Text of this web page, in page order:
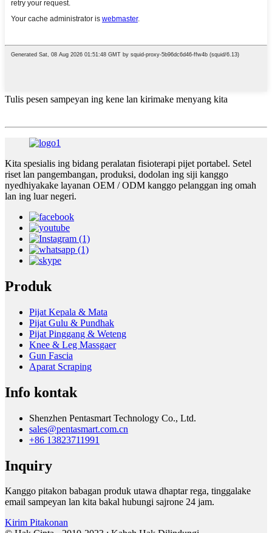
Tulis pesen sampeyan ing kene lan kirimake menyang kita
Kita spesialis ing bidang peralatan fisioterapi pijet portabel. Setel
riset lan pangembangan, produksi, dodolan ing siji kanggo
nyedhiyakake layanan OEM / ODM kanggo pelanggan ing omah
lan ing luar negeri.
Produk
Pijat Kepala & Mata
Pijat Gulu & Pundhak
Pijat Pinggang & Weteng
Knee & Leg Massgaer
Gun Fascia
Aparat Scraping
Info kontak
Shenzhen Pentasmart Technology Co., Ltd.
sales@pentasmart.com.cn
+86 13823711991
Inquiry
Kanggo pitakon babagan produk utawa dhaptar rega, tinggalake
email sampeyan lan kita bakal hubungi sajrone 24 jam.
Kirim Pitakonan